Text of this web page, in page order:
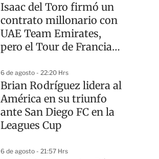
Isaac del Toro firmó un
contrato millonario con
UAE Team Emirates,
pero el Tour de Francia
dueño
6 de agosto - 22:20 Hrs
Brian Rodríguez lidera al
América en su triunfo
ante San Diego FC en la
Leagues Cup
6 de agosto - 21:57 Hrs